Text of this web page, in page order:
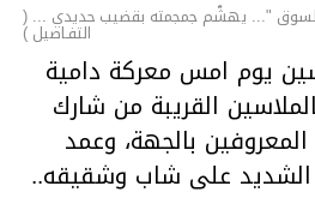
"... يهشّم جمجمته بقضيب حديدي ... (
التفـاصيل )
يوم امس معركة دامية
القريبة من شارك
بالجهة، وعمد
الشديد على شاب وشقيقه..